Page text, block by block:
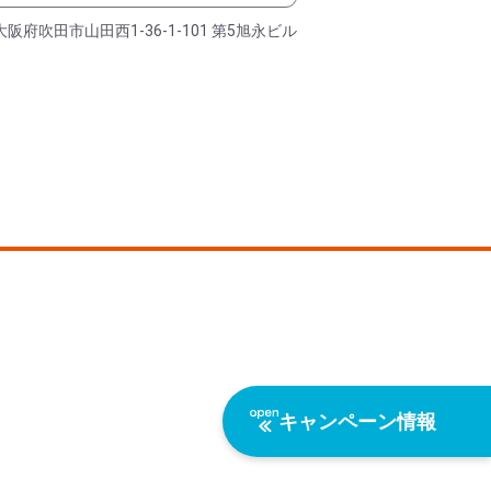
キャンペーン情報
阪府吹田市山田西1-36-1-101 第5旭永ビル